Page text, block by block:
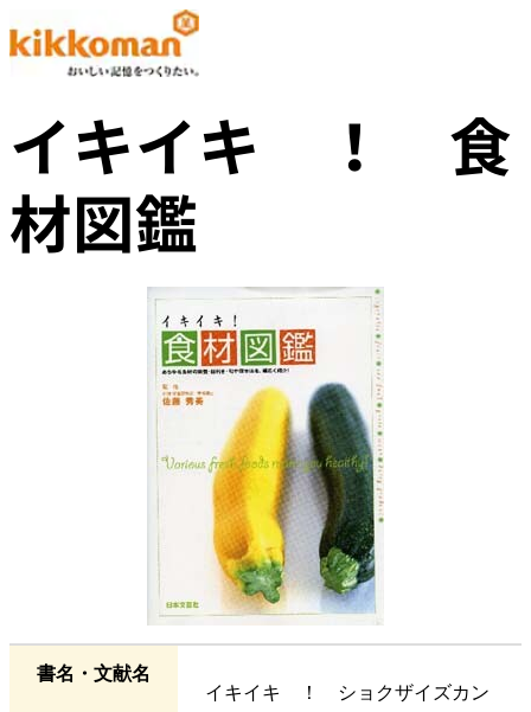
イキイキ ！ 食
材図鑑
書名・文献名
イキイキ ！ ショクザイズカン